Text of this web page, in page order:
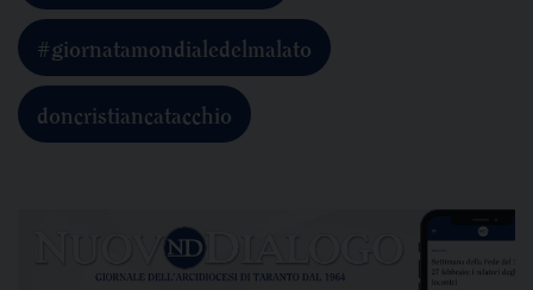
#giornatamondialedelmalato
doncristiancatacchio